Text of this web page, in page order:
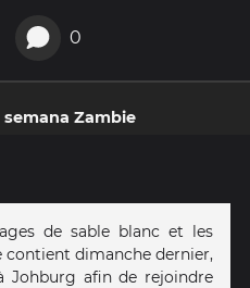
0
Zambie
de sable blanc et les
dimanche dernier,
Johburg afin de rejoindre